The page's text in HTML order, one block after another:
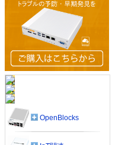
OpenBlocks